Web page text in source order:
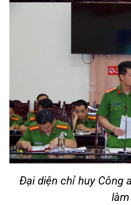
Đại diện chỉ huy Công